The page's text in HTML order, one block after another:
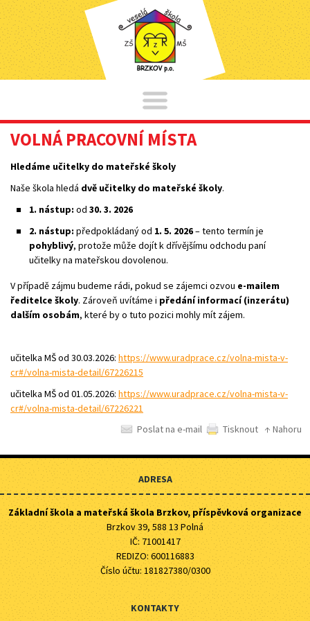
VOLNÁ PRACOVNÍ MÍSTA
Hledáme učitelky do mateřské školy
Naše škola hledá dvě učitelky do mateřské školy.
1. nástup: od 30. 3. 2026
2. nástup: předpokládaný od 1. 5. 2026– tento termín je
pohyblivý, protože může dojít k dřívějšímu odchodu paní
učitelky na mateřskou dovolenou.
V případě zájmu budeme rádi, pokud se zájemci ozvou e-mailem
ředitelce školy. Zároveň uvítáme i předání informací (inzerátu)
dalším osobám, které by o tuto pozici mohly mít zájem.
učitelka MŠ od 30.03.2026: https://www.uradprace.cz/volna-mista-v-
cr#/volna-mista-detail/67226215
učitelka MŠ od 01.05.2026: https://www.uradprace.cz/volna-mista-v-
cr#/volna-mista-detail/67226221
Poslat na e-mail
Tisknout ↑ Nahoru
ADRESA
Základní škola a mateřská škola Brzkov, příspěvková organizace
Brzkov 39, 588 13 Polná
IČ: 71001417
REDIZO: 600116883
Číslo účtu: 181827380/0300
KONTAKTY